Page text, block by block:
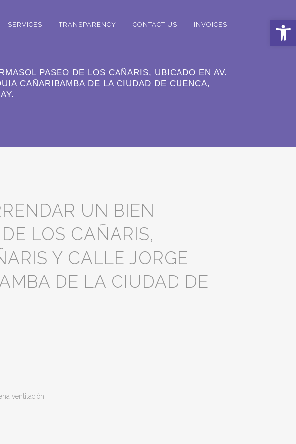
SERVICES TRANSPARENCY CONTACT US INVOICES
PASEO DE LOS CAÑARIS, UBICADO EN AV.
CAÑARIBAMBA DE LA CIUDAD DE CUENCA,
UN BIEN
LOS CAÑARIS,
Y CALLE JORGE
DE LA CIUDAD DE
ventilación.